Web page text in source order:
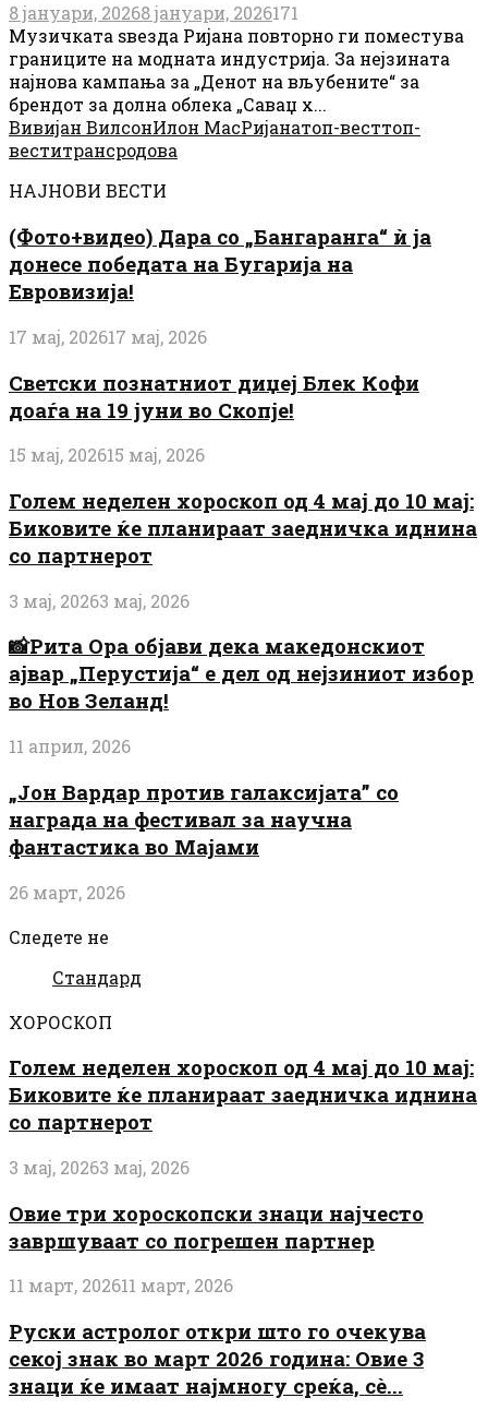
8 јануари, 20268 јануари, 2026171
Музичката ѕвезда Ријана повторно ги поместува
границите на модната индустрија. За нејзината
најнова кампања за „Денот на вљубените“ за
брендот за долна облека „Саваџ х...
Вивијан ВилсонИлон МасРијанатоп-весттоп-
веститрансродова
НАЈНОВИ ВЕСТИ
(Фото+видео) Дара со „Бангаранга“ ѝ ја
донесе победата на Бугарија на
Евровизија!
17 мај, 202617 мај, 2026
Светски познатниот диџеј Блек Кофи
доаѓа на 19 јуни во Скопје!
15 мај, 202615 мај, 2026
Голем неделен хороскоп од 4 мај до 10 мај:
Биковите ќе планираат заедничка иднина
со партнерот
3 мај, 20263 мај, 2026
📸Рита Ора објави дека македонскиот
ајвар „Перустија“ е дел од нејзиниот избор
во Нов Зеланд!
11 април, 2026
„Јон Вардар против галаксијата” со
награда на фестивал за научна
фантастика во Мајами
26 март, 2026
Следете не
Стандард
ХОРОСКОП
Голем неделен хороскоп од 4 мај до 10 мај:
Биковите ќе планираат заедничка иднина
со партнерот
3 мај, 20263 мај, 2026
Овие три хороскопски знаци најчесто
завршуваат со погрешен партнер
11 март, 202611 март, 2026
Руски астролог откри што го очекува
секој знак во март 2026 година: Овие 3
знаци ќе имаат најмногу среќа, сè...